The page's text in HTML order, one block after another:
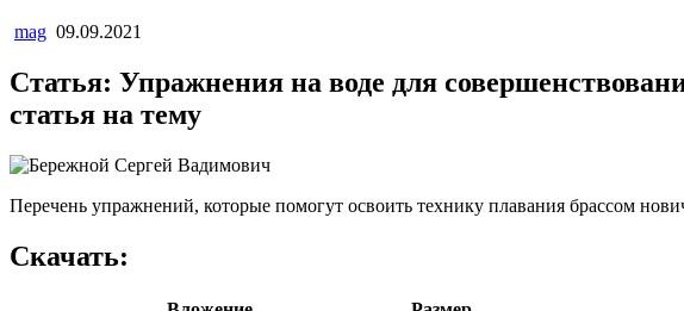
mag 09.09.2021
Статья: Упражнения на воде для
статья на тему
Перечень упражнений, которые помогут освоить технику плавания брассом
Скачать: